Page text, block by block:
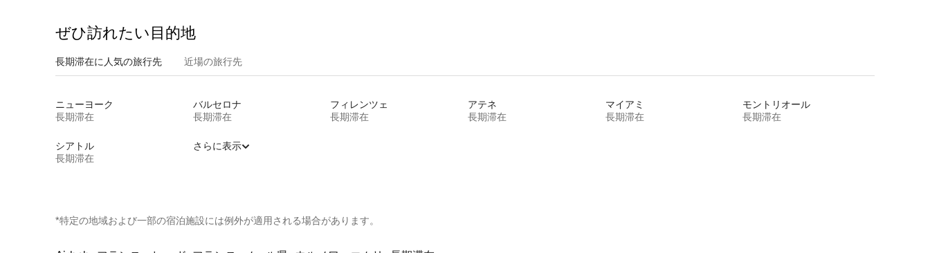
ぜひ訪⁠れ⁠た⁠い目⁠的⁠地
長期滞在に人気の旅行先 近場の旅行先
ニューヨーク
長期滞在
バルセロナ
長期滞在
フィレンツェ
長期滞在
アテネ
長期滞在
マイアミ
長期滞在
モントリオール
長期滞在
シアトル
長期滞在
さらに表示
*特定の地域および一部の宿泊施設には例外が適用される場合があります。